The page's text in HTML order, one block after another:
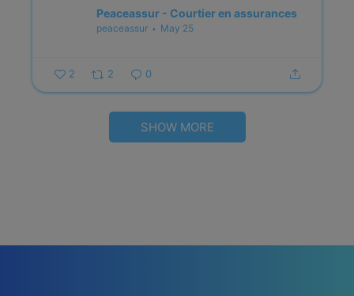
Peaceassur - Courtier en assurances
peaceassur May 25
2 2 0
SHOW MORE